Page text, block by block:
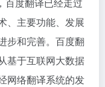
、主要功能、发展
步和完善。百度翻
基于互联网大数据
网络翻译系统的发